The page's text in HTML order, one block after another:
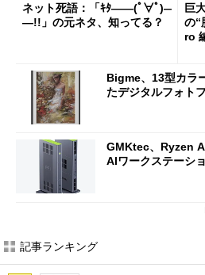
ネット死語：「ｷﾀ――(ﾟ∀ﾟ)―
―!!」の元ネタ、知ってる？
巨
の
ro
Bigme、13型カラ
たデジタルフォト
GMKtec、Ryzen
AIワークステーシ
記事ランキング